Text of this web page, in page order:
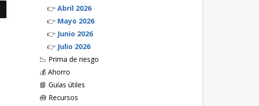
👉 Abril 2026
👉 Mayo 2026
👉 Junio 2026
👉 Julio 2026
📉 Prima de riesgo
💰 Ahorro
📘 Guías útiles
🧰 Recursos